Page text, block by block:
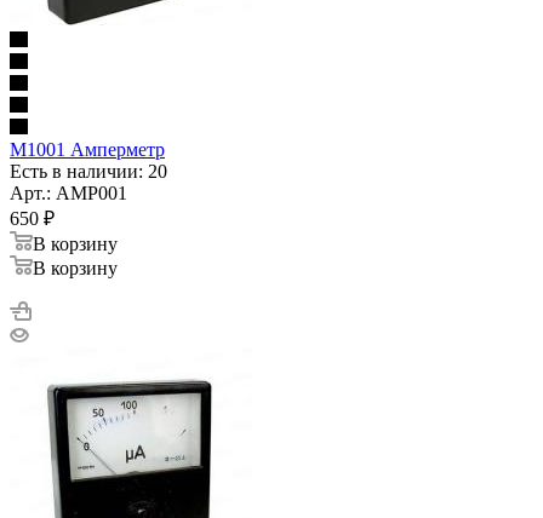
М1001 Амперметр
Есть в наличии: 20
Арт.: AMP001
650 ₽
В корзину
В корзину